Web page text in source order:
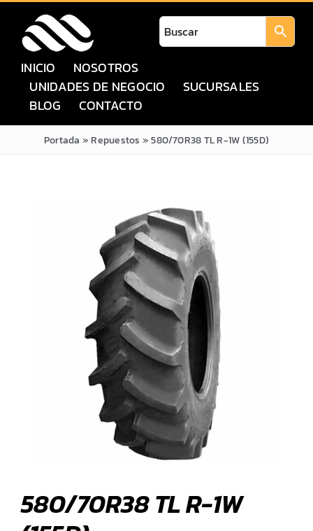
Saltar
contenido
INICIO
NOSOTROS
UNIDADES DE NEGOCIO
SUCURSALES
BLOG
CONTACTO
Portada » Repuestos »580/70R38 TL R-1W (155D)
580/70R38 TL R-1W